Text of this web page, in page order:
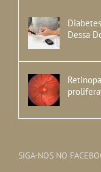
Dessa
SIGA-NOS NO